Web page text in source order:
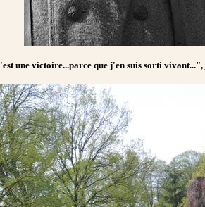
une victoire...parce que j'en suis sorti vivant...",